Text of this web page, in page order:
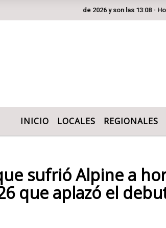
es Viernes 7 de Agosto de 2026 y son las 13:08 - Hola
INICIO LOCALES REGIONALES
sufrió Alpine a
que aplazó el